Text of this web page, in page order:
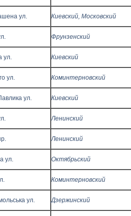
ул. Киевский, Московский
Фрунзенский
ул. Киевский
ул. Коминтерновский
ул. Киевский
Ленинский
Ленинский
ул. Октябрьский
Коминтерновский
ул. Дзержинский